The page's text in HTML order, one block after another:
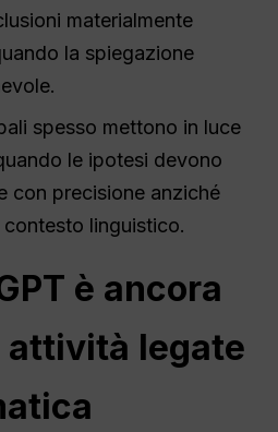
materialmente
la spiegazione
spesso mettono in luce
le ipotesi devono
con precisione anziché
linguistico.
è ancora
attività legate